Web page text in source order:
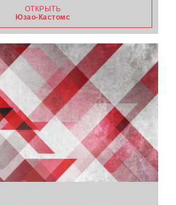
ОТКРЫТЬ
Юзао-Кастомс